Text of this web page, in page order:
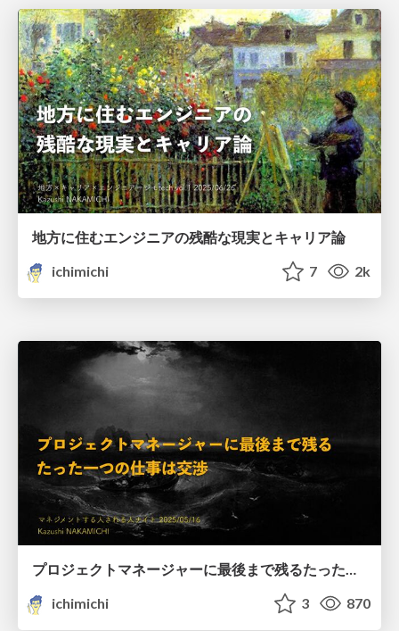
地方に住むエンジニアの残酷な現実とキャリア論
ichimichi
7 2k
プロジェクトマネージャーに最後まで残るたった一つの仕事は交渉
ichimichi
3 870